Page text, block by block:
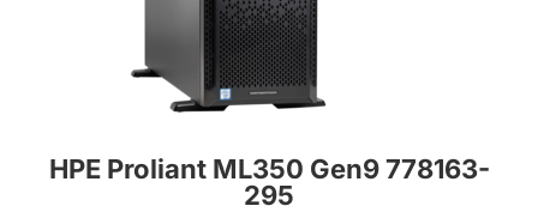
HPE Proliant ML350 Gen9 778163-
295